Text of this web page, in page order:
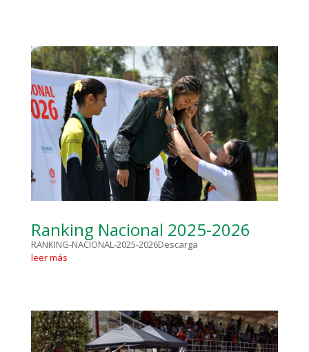
Ranking Nacional 2025-2026
RANKING-NACIONAL-2025-2026Descarga
leer más